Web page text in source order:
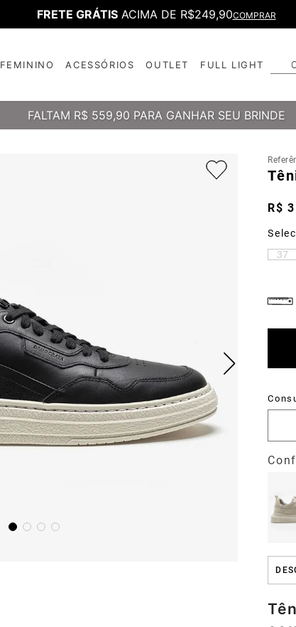
FRETE GRÁTISACIMA DE R$249,90COMPRAR
FEMININO ACESSÓRIOS OUTLET FULL LIGHT
FALTAM R$ 559,90 PARA GANHAR SEU BRINDE
R$
37